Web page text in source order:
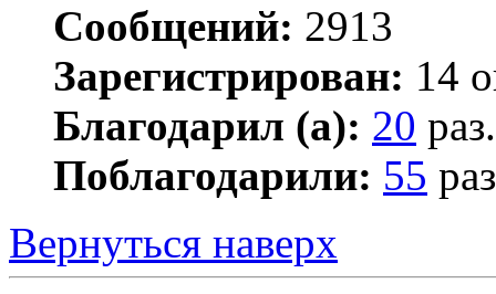
Сообщений: 2913
Зарегистрирован: 14
Благодарил (а): 20 раз.
Поблагодарили: 55
Вернуться наверх